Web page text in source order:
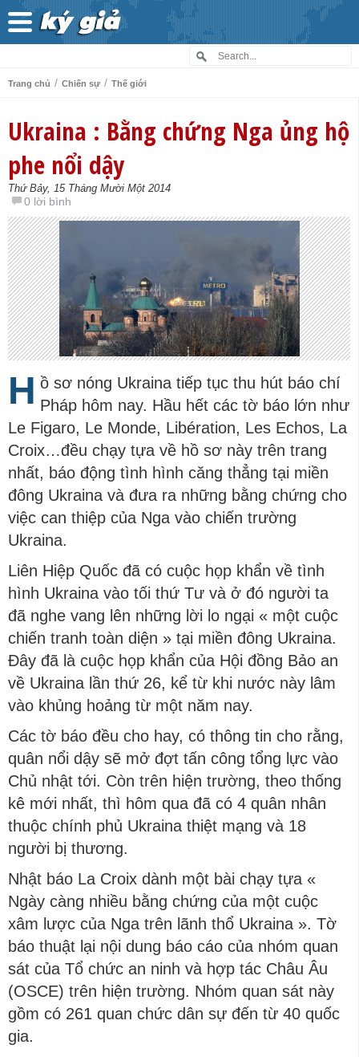
Trang chủ / Chiến sự / Thế giới
Ukraina : Bằng chứng Nga ủng hộ
phe nổi dậy
Thứ Bảy, 15 Tháng Mười Một 2014
0 lời bình
H ồ sơ nóng Ukraina tiếp tục thu hút báo chí
Pháp hôm nay. Hầu hết các tờ báo lớn như
Le Figaro, Le Monde, Libération, Les Echos, La
Croix…đều chạy tựa về hồ sơ này trên trang
nhất, báo động tình hình căng thẳng tại miền
đông Ukraina và đưa ra những bằng chứng cho
việc can thiệp của Nga vào chiến trường
Ukraina.
Liên Hiệp Quốc đã có cuộc họp khẩn về tình
hình Ukraina vào tối thứ Tư và ở đó người ta
đã nghe vang lên những lời lo ngại « một cuộc
chiến tranh toàn diện » tại miền đông Ukraina.
Đây đã là cuộc họp khẩn của Hội đồng Bảo an
về Ukraina lần thứ 26, kể từ khi nước này lâm
vào khủng hoảng từ một năm nay.
Các tờ báo đều cho hay, có thông tin cho rằng,
quân nổi dậy sẽ mở đợt tấn công tổng lực vào
Chủ nhật tới. Còn trên hiện trường, theo thống
kê mới nhất, thì hôm qua đã có 4 quân nhân
thuộc chính phủ Ukraina thiệt mạng và 18
người bị thương.
Nhật báo La Croix dành một bài chạy tựa «
Ngày càng nhiều bằng chứng của một cuộc
xâm lược của Nga trên lãnh thổ Ukraina ». Tờ
báo thuật lại nội dung báo cáo của nhóm quan
sát của Tổ chức an ninh và hợp tác Châu Âu
(OSCE) trên hiện trường. Nhóm quan sát này
gồm có 261 quan chức dân sự đến từ 40 quốc
gia.